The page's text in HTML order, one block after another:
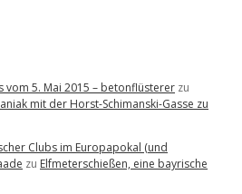
vom 5. Mai 2015 – betonflüsterer zu
mit der Horst-Schimanski-Gasse zu
Clubs im Europapokal (und
zu Elfmeterschießen, eine bayrische